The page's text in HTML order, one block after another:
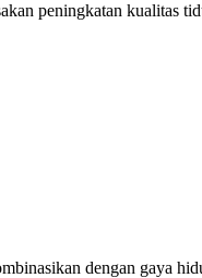
peningkatan kualitas
dengan gaya